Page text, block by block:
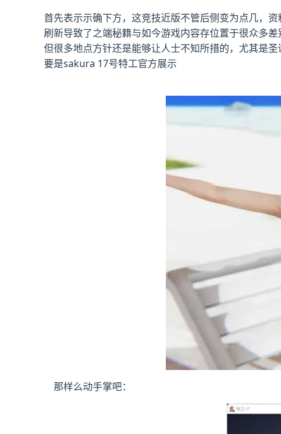
首先表示示确下方，这竞技近版不管后侧变为点几，
刷新导致了之端秘籍与如今游戏内容存位置于很众多
但很多地点方针还是能够让人士不知所措的，尤其是
要是sakura 17号特工官方展示
那样么动手掌吧：